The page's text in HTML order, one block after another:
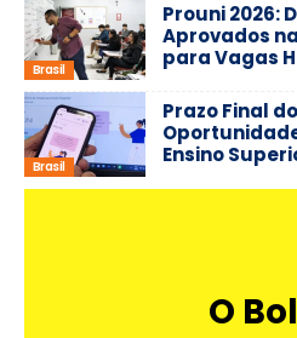
Brasil
Prouni 2026:
Aprovados
para Vagas
Brasil
Prazo Final
Ensino
O